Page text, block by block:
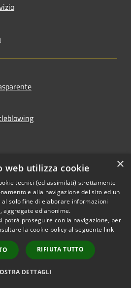
© 2022 • Comune di Santa
Margherita Ligure •
Powered by
Municipium•
Accesso
Area Riservata
×
web utilizza cookie
tecnici (ed assimilati) strettamente
e alla navigazione del sito ed un
solo fine di elaborare informazioni
aggregate ed anonime.
potrà proseguire con la navigazione, per
la cookie policy al seguente link
RIFIUTA TUTTO
DETTAGLI